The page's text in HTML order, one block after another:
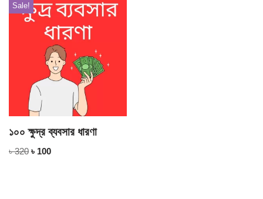
Sale!
১০০ ক্ষুদ্র ব্যবসার ধারণা
৳320 ৳ 100